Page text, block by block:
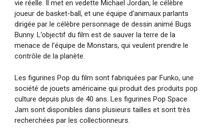
vie réelle. Il met en vedette Michael Jordan, le célèbre
joueur de basket-ball, et une équipe d’animaux parlants
dirigée par le célèbre personnage de dessin animé Bugs
Bunny. L’objectif du film est de sauver la terre de la
menace de l’équipe de Monstars, qui veulent prendre le
contrôle de la planète.
Les figurines Pop du film sont fabriquées par Funko, une
société de jouets américaine qui produit des produits pop
culture depuis plus de 40 ans. Les figurines Pop Space
Jam sont disponibles dans plusieurs tailles et sont très
recherchées par les collectionneurs.